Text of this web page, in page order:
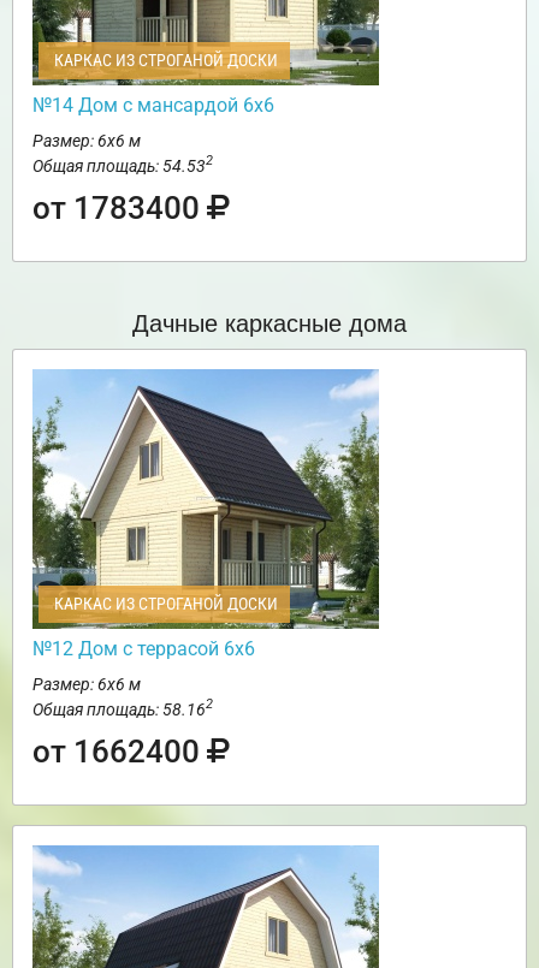
КАРКАС ИЗ СТРОГАНОЙ ДОСКИ
№14 Дом с мансардой 6х6
Размер: 6х6 м
Общая площадь: 54.532
от 1783400
Дачные каркасные дома
КАРКАС ИЗ СТРОГАНОЙ ДОСКИ
№12 Дом с террасой 6х6
Размер: 6х6 м
Общая площадь: 58.162
от 1662400